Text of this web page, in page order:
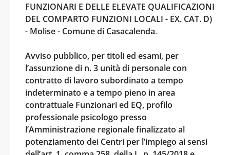
FUNZIONARI E DELLE ELEVATE QUALIFICAZIONI
DEL COMPARTO FUNZIONI LOCALI - EX. CAT. D)
- Molise - Comune di Casacalenda.
Avviso pubblico, per titoli ed esami, per
l’assunzione di n. 3 unità di personale con
contratto di lavoro subordinato a tempo
indeterminato e a tempo pieno in area
contrattuale Funzionari ed EQ, profilo
professionale psicologo presso
l’Amministrazione regionale finalizzato al
potenziamento dei Centri per l’impiego ai sensi